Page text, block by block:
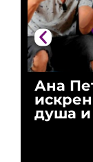
Ана
душа и